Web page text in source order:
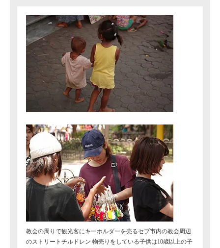
教会の周りで観光客にキーホルダーを売るセブ市内の教会周辺
のストリートチルドレン 物売りをしている子供は10歳以上の子